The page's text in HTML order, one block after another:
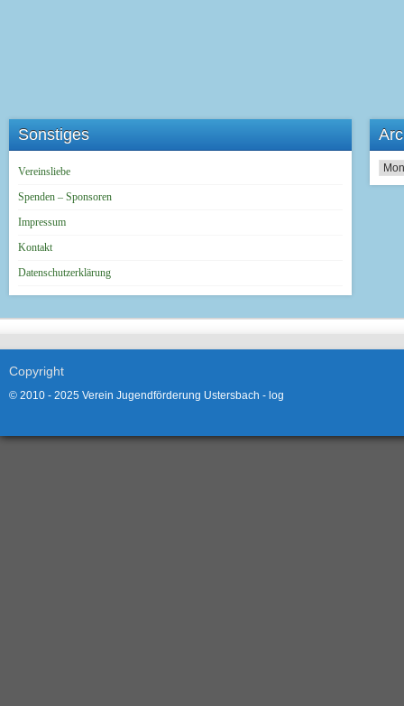
Sonstiges
Vereinsliebe
Spenden – Sponsoren
Impressum
Kontakt
Datenschutzerklärung
Copyright
© 2010 - 2025 Verein Jugendförderung Ustersbach - log